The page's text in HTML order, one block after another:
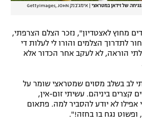
של זידאן במטראצי
אימג'בנק GettyImages, JOHN
מחוץ לאצטדיון", נזכר הצלם הצרפתי,
לתדרוך הצלמים והורו לי לעלות די
הוראה, לא לעקב אחר הכדור אלא
לב בשלב מסוים שמטראצי שומר על
קצרים ביניהם. עשיתי זום-אין,
לא יודע להסביר למה. פתאום
ופשוט נגח בו בחזה!".